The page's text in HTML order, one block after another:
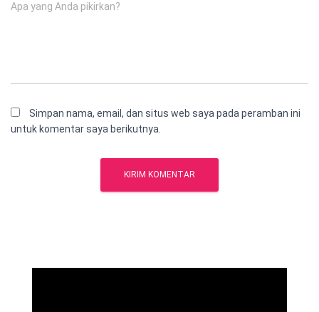
Apa yang Anda pikirkan?
Simpan nama, email, dan situs web saya pada peramban ini
untuk komentar saya berikutnya.